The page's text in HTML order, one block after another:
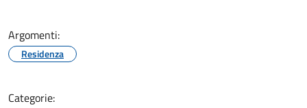
Argomenti:
Residenza
Categorie: